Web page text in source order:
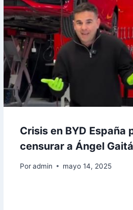
Crisis en BYD España
censurar a Ángel
Poradmin mayo 14, 2025